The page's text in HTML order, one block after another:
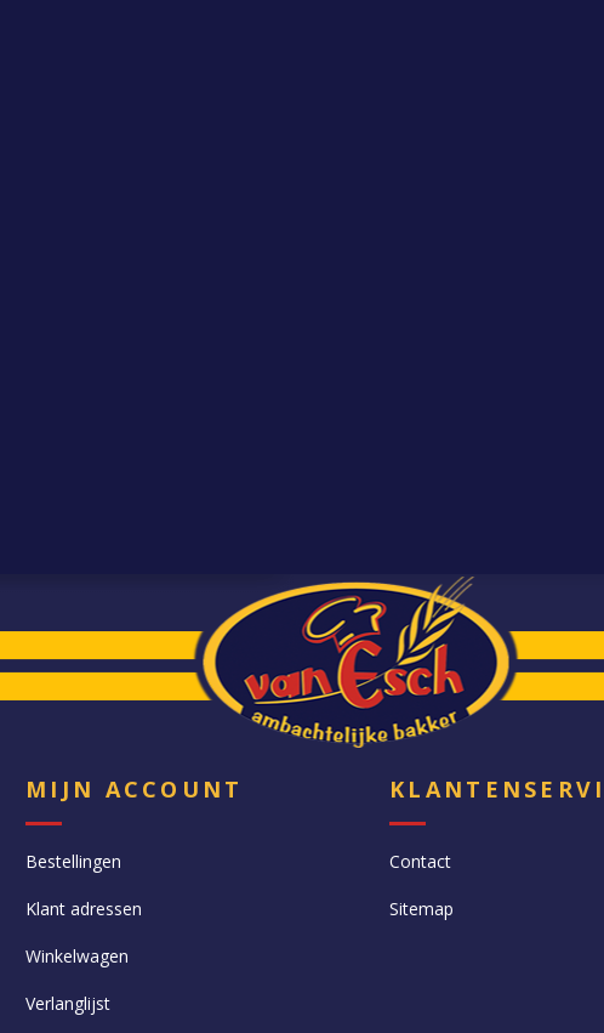
MIJN ACCOUNT
Bestellingen
Klant adressen
Winkelwagen
Verlanglijst
Contact
Sitemap